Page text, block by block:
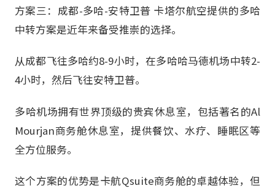
方案三：成都-多哈-安特卫普 卡塔尔航空提供的多哈
中转方案是近年来备受推崇的选择。
从成都飞往多哈约8-9小时，在多哈哈马德机场中转2-
4小时，然后飞往安特卫普。
多哈机场拥有世界顶级的贵宾休息室，包括著名的Al
Mourjan商务舱休息室，提供餐饮、水疗、睡眠区等
全方位服务。
这个方案的优势是卡航Qsuite商务舱的卓越体验，但